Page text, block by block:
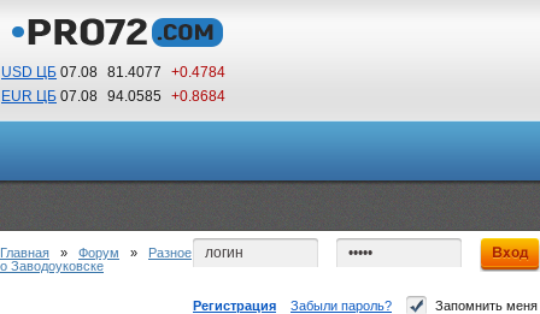
USD ЦБ 07.08 81.4077
+0.4784
EUR ЦБ 07.08 94.0585 +0.8684
22 44
По Гринвичу (GMT +5)
Регистрация Забыли пароль? Запомнить меня
Главная » Форум » Разное
о Заводоуковске